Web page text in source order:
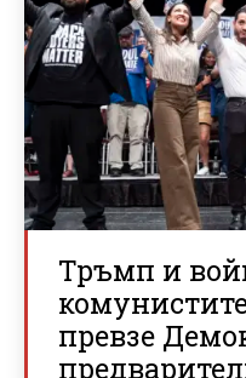
Тръмп и
превзе